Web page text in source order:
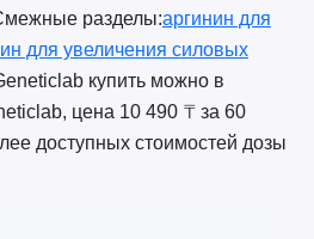
разделы:аргинин для
для увеличения силовых
купить можно в
цена 10 490 ₸ за 60
доступных стоимостей дозы